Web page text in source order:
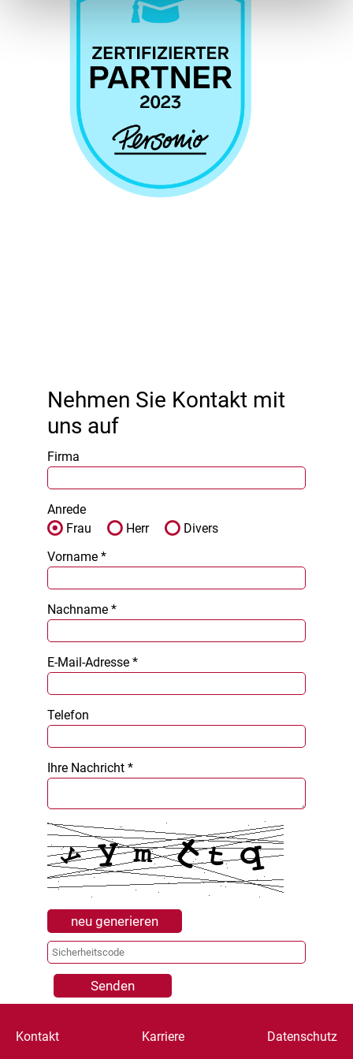
Nehmen Sie Kontakt mit
uns auf
Firma
Anrede
Frau
Herr
Divers
Vorname *
Nachname *
E-Mail-Adresse *
Telefon
Ihre Nachricht *
neu generieren
Senden
Kontakt Karriere Datenschutz